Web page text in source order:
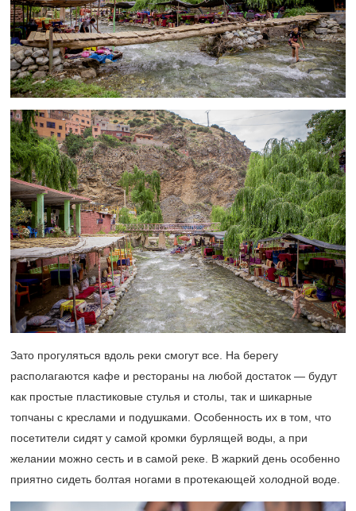
Зато прогуляться вдоль реки смогут все. На берегу
располагаются кафе и рестораны на любой достаток — будут
как простые пластиковые стулья и столы, так и шикарные
топчаны с креслами и подушками. Особенность их в том, что
посетители сидят у самой кромки бурлящей воды, а при
желании можно сесть и в самой реке. В жаркий день особенно
приятно сидеть болтая ногами в протекающей холодной воде.